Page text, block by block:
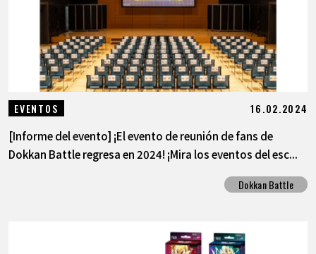
EVENTOS 16.02.2024
[Informe del evento] ¡El evento de reunión de fans de
Dokkan Battle regresa en 2024! ¡Mira los eventos del esc...
Dokkan Battle